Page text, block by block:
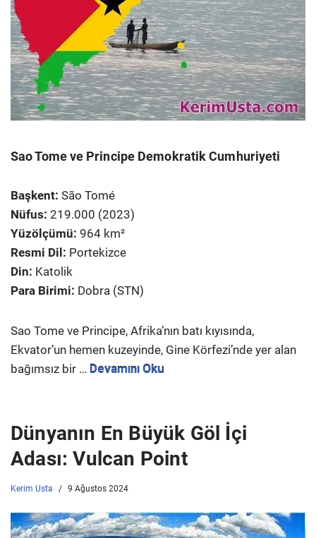
Sao Tome ve Principe Demokratik Cumhuriyeti
Başkent: São Tomé
Nüfus: 219.000 (2023)
Yüzölçümü: 964 km²
Resmi Dil: Portekizce
Din: Katolik
Para Birimi: Dobra (STN)
Sao Tome ve Principe, Afrika’nın batı kıyısında,
Ekvator’un hemen kuzeyinde, Gine Körfezi’nde yer alan
bağımsız bir … Devamını Oku
Dünyanın En Büyük Göl İçi
Adası: Vulcan Point
Kerim Usta 9 Ağustos 2024